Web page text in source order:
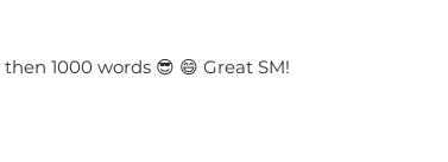
1000 words 😎 😄 Great SM!